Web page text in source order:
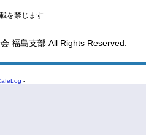
を禁じます
福島支部 All Rights Reserved.
-